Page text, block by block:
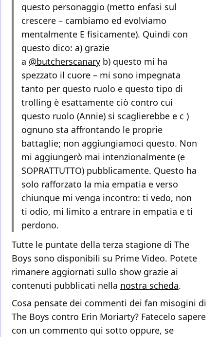
questo personaggio (metto enfasi sul
crescere – cambiamo ed evolviamo
mentalmente E fisicamente). Quindi con
questo dico: a) grazie
a @butcherscanary b) questo mi ha
spezzato il cuore – mi sono impegnata
tanto per questo ruolo e questo tipo di
trolling è esattamente ciò contro cui
questo ruolo (Annie) si scaglierebbe e c )
ognuno sta affrontando le proprie
battaglie; non aggiungiamoci questo. Non
mi aggiungerò mai intenzionalmente (e
SOPRATTUTTO) pubblicamente. Questo ha
solo rafforzato la mia empatia e verso
chiunque mi venga incontro: ti vedo, non
ti odio, mi limito a entrare in empatia e ti
perdono.
Tutte le puntate della terza stagione di The
Boys sono disponibili su Prime Video. Potete
rimanere aggiornati sullo show grazie ai
contenuti pubblicati nella nostra scheda.
Cosa pensate dei commenti dei fan misogini di
The Boys contro Erin Moriarty? Fatecelo sapere
con un commento qui sotto oppure, se